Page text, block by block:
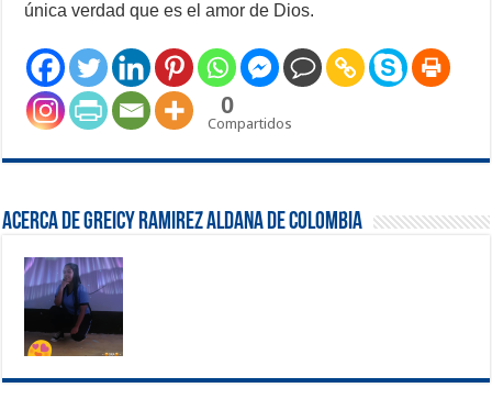
única verdad que es el amor de Dios.
0
Compartidos
Acerca de Greicy Ramirez Aldana de Colombia